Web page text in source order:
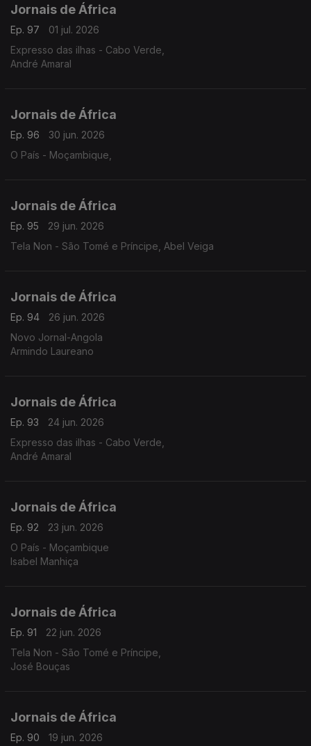
Jornais de África
Ep. 97
01 jul. 2026
Expresso das ilhas - Cabo Verde,
André Amaral
Jornais de África
Ep. 96
30 jun. 2026
O País - Moçambique,
Jornais de África
Ep. 95
29 jun. 2026
Tela Non - São Tomé e Príncipe, Abel Veiga
Jornais de África
Ep. 94
26 jun. 2026
Novo Jornal-Angola
Armindo Laureano
Jornais de África
Ep. 93
24 jun. 2026
Expresso das ilhas - Cabo Verde,
André Amaral
Jornais de África
Ep. 92
23 jun. 2026
O País - Moçambique
Isabel Manhiça
Jornais de África
Ep. 91
22 jun. 2026
Tela Non - São Tomé e Príncipe,
José Bouças
Jornais de África
Ep. 90
19 jun. 2026